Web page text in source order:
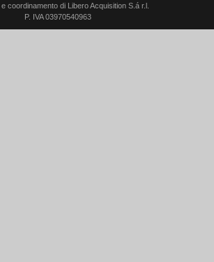
coordinamento di Libero Acquisition S.á r.l.
P. IVA 03970540963